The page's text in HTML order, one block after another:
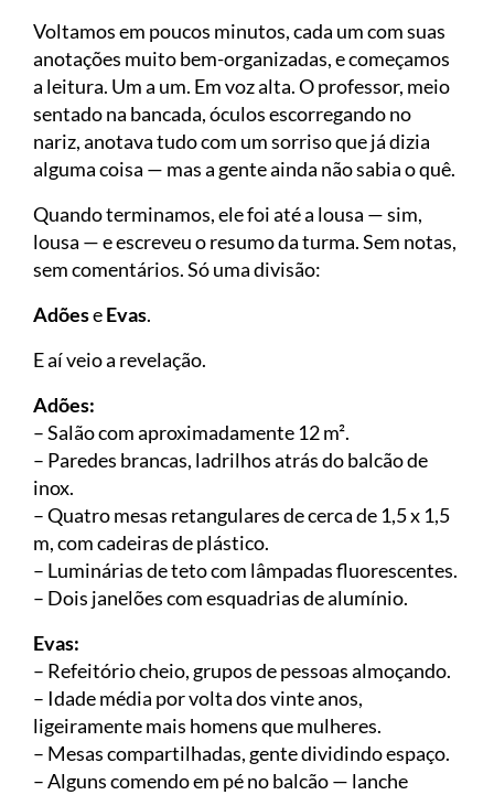
Voltamos em poucos minutos, cada um com suas
anotações muito bem-organizadas, e começamos
a leitura. Um a um. Em voz alta. O professor, meio
sentado na bancada, óculos escorregando no
nariz, anotava tudo com um sorriso que já dizia
alguma coisa — mas a gente ainda não sabia o quê.
Quando terminamos, ele foi até a lousa — sim,
lousa — e escreveu o resumo da turma. Sem notas,
sem comentários. Só uma divisão:
AdõeseEvas.
E aí veio a revelação.
Adões:
– Salão com aproximadamente 12 m².
– Paredes brancas, ladrilhos atrás do balcão de
inox.
– Quatro mesas retangulares de cerca de 1,5 x 1,5
m, com cadeiras de plástico.
– Luminárias de teto com lâmpadas fluorescentes.
– Dois janelões com esquadrias de alumínio.
Evas:
– Refeitório cheio, grupos de pessoas almoçando.
– Idade média por volta dos vinte anos,
ligeiramente mais homens que mulheres.
– Mesas compartilhadas, gente dividindo espaço.
– Alguns comendo em pé no balcão — lanche